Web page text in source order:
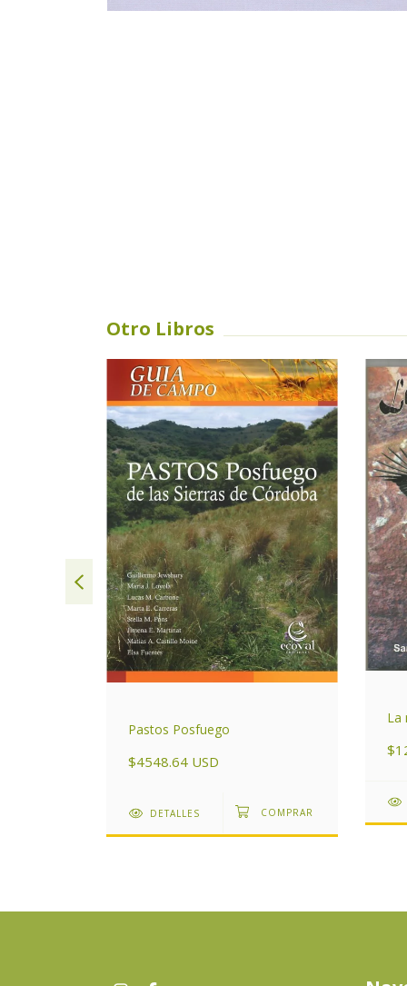
Otro Libros
Pastos Posfuego
$4548.64 USD
DETALLES
La